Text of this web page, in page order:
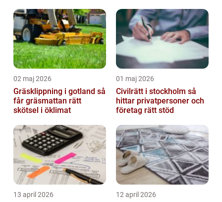
02 maj 2026
Gräsklippning i gotland så
får gräsmattan rätt
skötsel i öklimat
01 maj 2026
Civilrätt i stockholm så
hittar privatpersoner och
företag rätt stöd
13 april 2026 12 april 2026